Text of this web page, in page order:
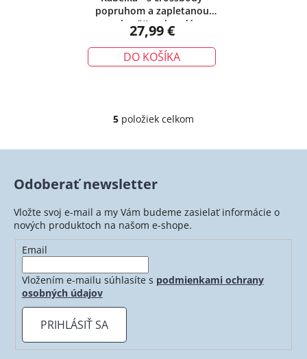
popruhom a zapletanou
rukoväťou, hnedá
27,99 €
DO KOŠÍKA
O
l
d
c
i
e
r
v
ý
5 položiek celkom
Odoberať newsletter
Vložte svoj e-mail a my Vám budeme zasielať informácie o
nových produktoch na našom e-shope.
Email
Vložením e-mailu súhlasíte s podmienkami ochrany
osobných údajov
PRIHLÁSIŤ SA